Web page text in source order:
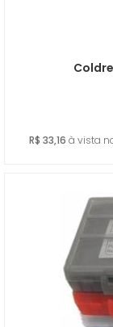
R$ 33,16 à vista